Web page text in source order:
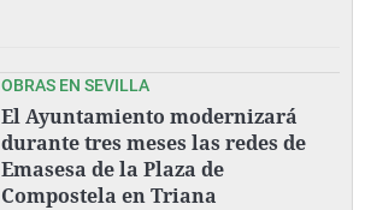
OBRAS EN SEVILLA
El Ayuntamiento modernizará
durante tres meses las redes de
Emasesa de la Plaza de
Compostela en Triana